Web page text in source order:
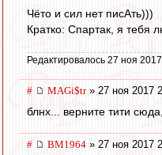
Чёто и сил нет писАть)))
Кратко: Спартак, я тебя
Редактировалось 27 ноя
# MAGi$tr» 27 ноя 2017
блнх... верните тити
# BM1964 » 27 ноя 2017